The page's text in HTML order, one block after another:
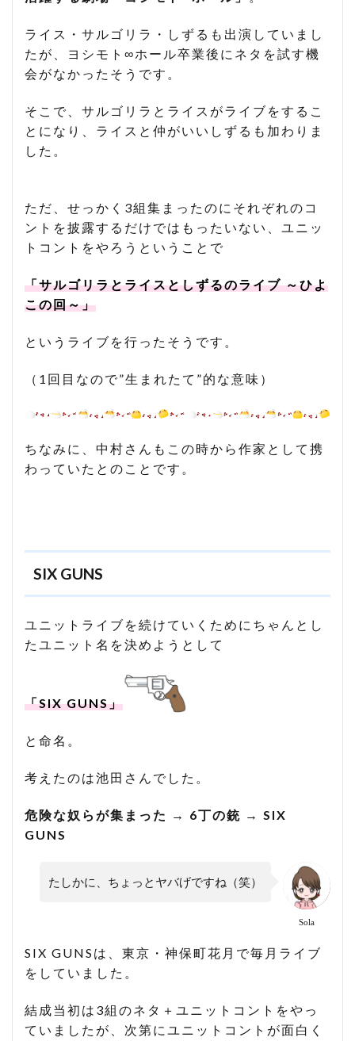
ライス・サルゴリラ・しずるも出演していまし
たが、ヨシモト∞ホール卒業後にネタを試す機
会がなかったそうです。
そこで、サルゴリラとライスがライブをするこ
とになり、ライスと仲がいいしずるも加わりま
した。
ただ、せっかく3組集まったのにそれぞれのコ
ントを披露するだけではもったいない、ユニッ
トコントをやろうということで
「サルゴリラとライスとしずるのライブ ～ひよ
この回～」
というライブを行ったそうです。
（1回目なので”生まれたて”的な意味）
ちなみに、中村さんもこの時から作家として携
わっていたとのことです。
SIX GUNS
ユニットライブを続けていくためにちゃんとし
たユニット名を決めようとして
「SIX GUNS」
と命名。
考えたのは池田さんでした。
危険な奴らが集まった → 6丁の銃 → SIX
GUNS
Sola
たしかに、ちょっとヤバげですね（笑）
SIX GUNSは、東京・神保町花月で毎月ライブ
をしていました。
結成当初は3組のネタ＋ユニットコントをやっ
ていましたが、次第にユニットコントが面白く